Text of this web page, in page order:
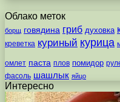
Облако меток
борщ говядина гриб духовка
креветка куриный курица
омлет паста плов помидор
фасоль шашлык яйцо
Интересно